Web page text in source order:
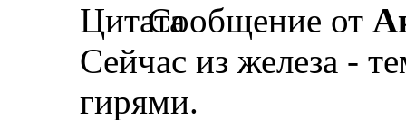
Сообщение от
Сейчас из железа -
гирями.